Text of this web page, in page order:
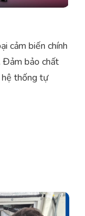
cảm biến chính
Đảm bảo chất
hệ thống tự